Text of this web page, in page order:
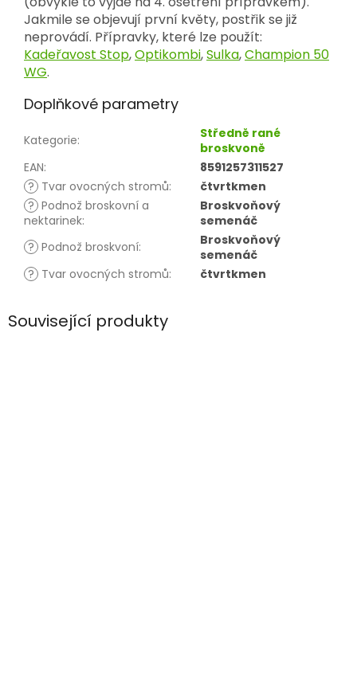
Jakmile se objevují první květy, postřik se již
neprovádí. Přípravky, které lze použít:
Kadeřavost Stop,Optikombi,Sulka,Champion 50
WG.
Doplňkové parametry
Kategorie:
Středně rané
broskvoně
EAN:
8591257311527
? Tvar ovocných stromů:
čtvrtkmen
? Podnož broskovní a
nektarinek:
Broskvoňový
semenáč
? Podnož broskvoní:
Broskvoňový
semenáč
? Tvar ovocných stromů: čtvrtkmen
Související produkty